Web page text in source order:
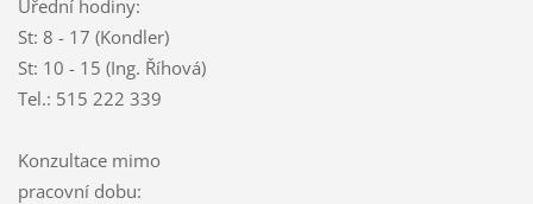
Úřední hodiny:
St: 8 - 17 (Kondler)
St: 10 - 15 (Ing. Říhová)
Tel.: 515 222 339
Konzultace mimo
pracovní dobu: